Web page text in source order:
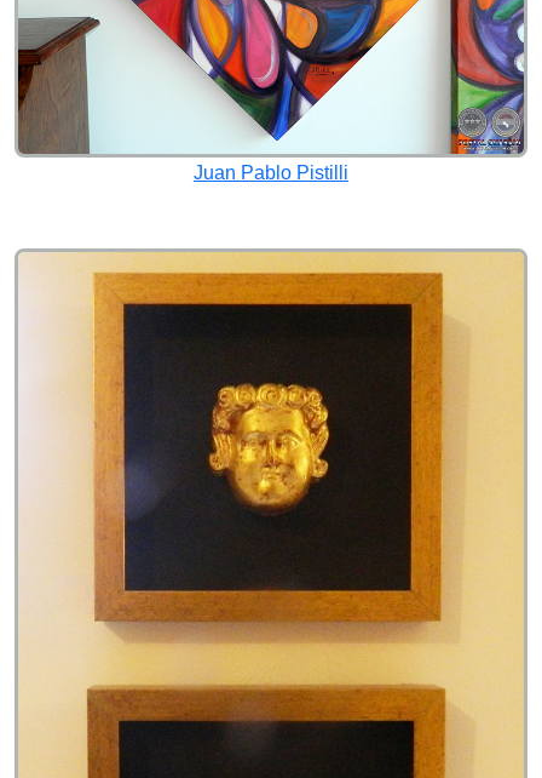
Juan Pablo Pistilli